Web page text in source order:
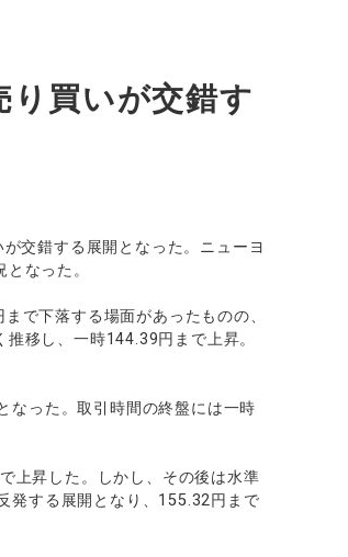
買いが交錯す
交錯する展開となった。ニューヨ
なった。
で下落する場面があったものの、
移し、一時144.39円まで上昇。
なった。取引時間の終盤には一時
上昇した。しかし、その後は水準
発する展開となり、155.32円まで